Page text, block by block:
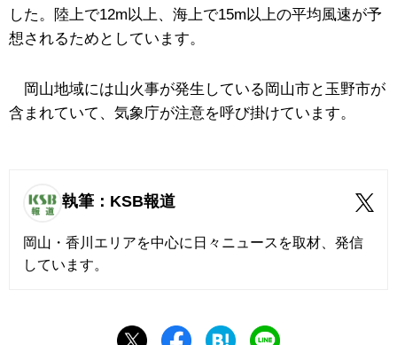
した。陸上で12m以上、海上で15m以上の平均風速が予
想されるためとしています。
岡山地域には山火事が発生している岡山市と玉野市が
含まれていて、気象庁が注意を呼び掛けています。
執筆：KSB報道
岡山・香川エリアを中心に日々ニュースを取材、発信
しています。